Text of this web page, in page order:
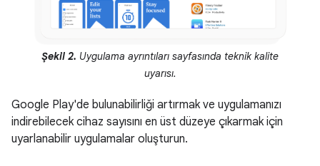
Şekil 2. Uygulama ayrıntıları sayfasında teknik kalite
uyarısı.
Google Play'de bulunabilirliği artırmak ve uygulamanızı
indirebilecek cihaz sayısını en üst düzeye çıkarmak için
uyarlanabilir uygulamalar oluşturun.